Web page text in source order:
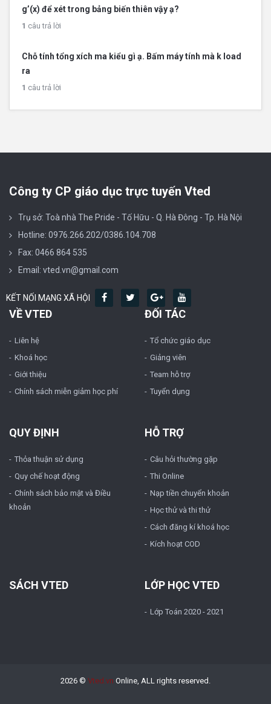
g’(x) để xét trong bảng biến thiên vậy ạ?
1 câu trả lời
Chỗ tính tổng xích ma kiểu gì ạ. Bấm máy tính mà k load
ra
1 câu trả lời
Công ty CP giáo dục trực tuyến Vted
Trụ sở: Toà nhà The Pride - Tố Hữu - Q. Hà Đông - Tp. Hà Nội
Hotline: 0976.266.202/0386.104.708
Fax: 0466 864 535
Email: vted.vn@gmail.com
KẾT NỐI MẠNG XÃ HỘI
VỀ VTED
Liên hệ
Khoá học
Giới thiệu
Chính sách miễn giảm học phí
ĐỐI TÁC
Tổ chức giáo dục
Giảng viên
Team hỗ trợ
Tuyển dụng
QUY ĐỊNH
Thỏa thuận sử dụng
Quy chế hoạt động
Chính sách bảo mật và Điều
khoản
HỖ TRỢ
Câu hỏi thường gặp
Thi Online
Nạp tiền chuyển khoản
Học thử và thi thử
Cách đăng kí khoá học
Kích hoạt COD
SÁCH VTED LỚP HỌC VTED
Lớp Toán 2020 - 2021
2026 © Vted.vn Online, ALL rights reserved.